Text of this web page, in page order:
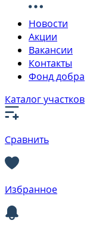
Новости
Акции
Вакансии
Контакты
Фонд добра
Каталог участков
Сравнить
Избранное